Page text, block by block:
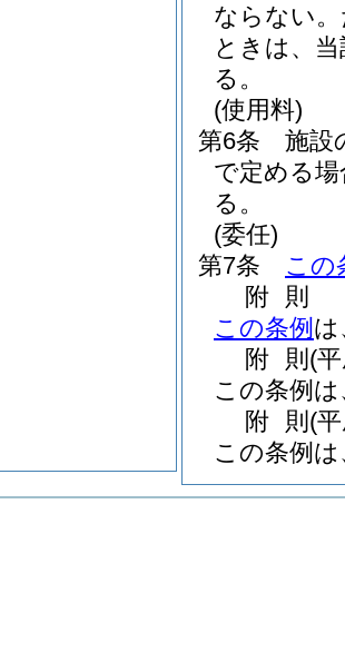
ならない。
ときは、
る。
(使用料)
第6条
施設
で定める
る。
(委任)
第7条
この
附 則
この条例 は
附 則 (
この条例
附 則 (
この条例